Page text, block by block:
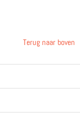
Terug naar boven